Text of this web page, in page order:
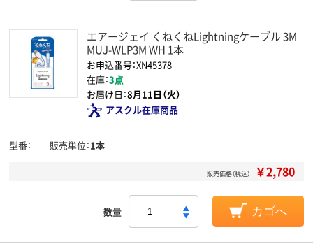
エアージェイ くねくねLightningケーブル 3M
MUJ-WLP3M WH 1本
お申込番号：XN45378
在庫：3点
お届け日：8月11日（火）
アスクル在庫商品
型番 販売単位 1本
販売価格（税込） ￥2,780
数量 カゴへ